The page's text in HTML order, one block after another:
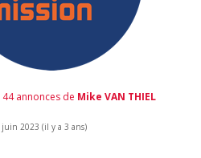
annonces de Mike VAN THIEL
2023 (il y a 3 ans)